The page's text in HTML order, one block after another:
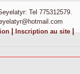
Tel 775312579.
| Inscription au site |